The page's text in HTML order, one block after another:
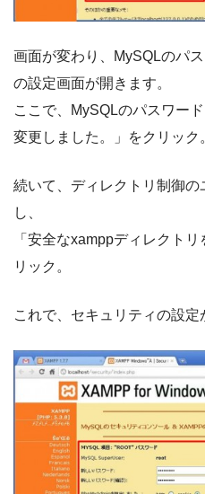
画面が変わり、MySQLのパ
の設定画面が開きます。
ここで、MySQLのパスワー
変更しました。」をクリック
続いて、ディレクトリ制御
し、
「安全なxamppディレクト
リック。
これで、セキュリティの設定